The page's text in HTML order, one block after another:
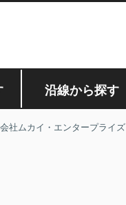
沿線から探す
社ムカイ・エンタープライズ